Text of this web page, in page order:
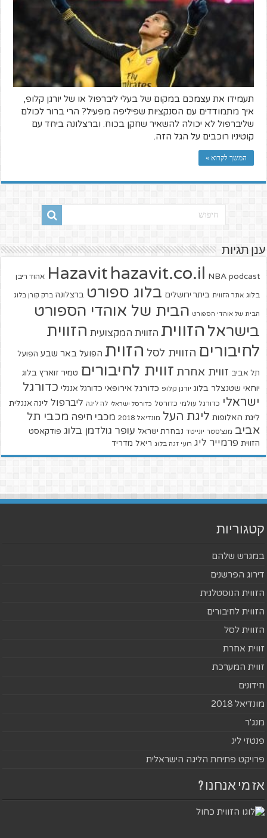
תעמידו את עצמכם במקום של בעלי ליברפול או של יורגן קלופ,
איך מתמודדים עם הסנקציות שפיליפה מפעיל? הרי ברור לכולם
שליברפול לא יכולה להשאיר שחקן בכוח. וברצלונה ביחד עם
קוטיניו רוכבים על הגל הזה.
המשך לקרוא »
ענן תגיות
Hazavit hazavit.co.il NBA podcast אהוד ריבן
בלוג אתר הזווית ביתר ירושלים בלוג ספורט ברצלונה ברק קורן בלוג
הבית של אוהדי הספורט הבית של אוהדי הספורט
בישראל הזווית הזווית המקצועית הזווית
לחיבורים הזווית לסל הזוית הפועל באר שבע הפועל
תל אביב זווית אחרת זווית לחיבורים טמיר זוארץ בלוג
יוחאי שטנצלר בלוג יורגן קלופ כדורגל אירופאי כדורגל אנגלי כדורגל
ישראלי כדורגל עולמי כדורסל כדורסל ישראלי לה ליגה ליברפול ליגה אנגלית
ליגת האלופות ליגת העל מונדיאל 2018 מכבי חיפה מכבי תל
אביב מנצ'סטר יונייטד נבחרת ישראל עופר גולדמן בלוג פודקאסט
הזווית פרמייר ליג רועי זגה בלוג ריאל מדריד
קטגוריות
במגרש שלהם
דירוג הפרשנים
הזווית הנוסטלגית
הזווית לחיבורים
הזווית לסל
זווית אחרת
זווית המערכת
חידונים
מונדיאל 2018
מנג'ר
פנטזי ליג
פרויקט פתיחת הליגה הישראלית
אז מי אנחנו ?